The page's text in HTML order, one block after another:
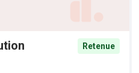
Retenue